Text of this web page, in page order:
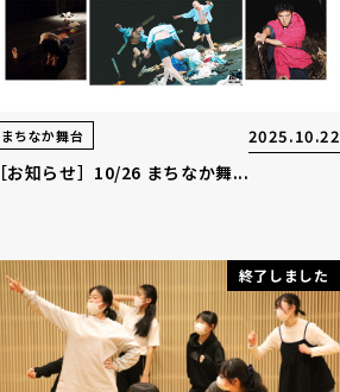
まちなか舞台 2025.10.22
［お知らせ］10/26 まちなか舞...
終了しました